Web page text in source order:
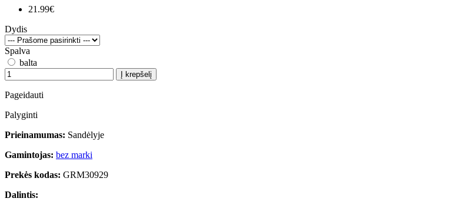
21.99€
Dydis
Spalva
balta
Į krepšelį
Pageidauti
Palyginti
Prieinamumas: Sandėlyje
Gamintojas: bez marki
Prekės kodas: GRM30929
Dalintis: